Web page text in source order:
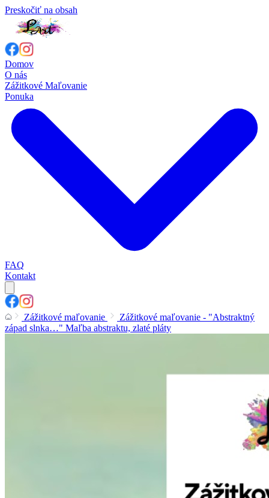
Preskočiť na obsah
Domov
O nás
Zážitkové Maľovanie
Ponuka
FAQ
Kontakt
Zážitkové maľovanie
Zážitkové maľovanie - "Abstraktný
západ slnka…" Maľba abstraktu, zlaté pláty